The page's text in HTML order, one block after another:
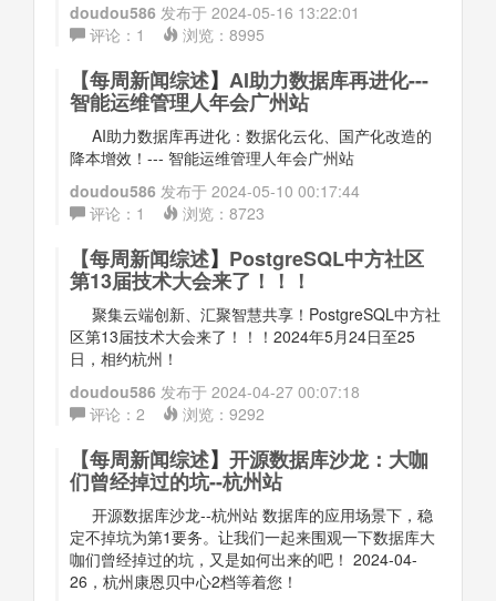
doudou586 发布于 2024-05-16 13:22:01
评论： 1 浏览： 8995
【每周新闻综述】 AI助力数据库再进化---
智能运维管理人年会广州站
AI助力数据库再进化：数据化云化、国产化改造的
降本增效！--- 智能运维管理人年会广州站
doudou586 发布于 2024-05-10 00:17:44
评论： 1 浏览： 8723
【每周新闻综述】 PostgreSQL中方社区
第13届技术大会来了！！！
聚集云端创新、汇聚智慧共享！PostgreSQL中方社
区第13届技术大会来了！！！2024年5月24日至25
日，相约杭州！
doudou586 发布于 2024-04-27 00:07:18
评论： 2 浏览： 9292
【每周新闻综述】 开源数据库沙龙：大咖
们曾经掉过的坑--杭州站
开源数据库沙龙--杭州站 数据库的应用场景下，稳
定不掉坑为第1要务。让我们一起来围观一下数据库大
咖们曾经掉过的坑，又是如何出来的吧！ 2024-04-
26，杭州康恩贝中心2档等着您！